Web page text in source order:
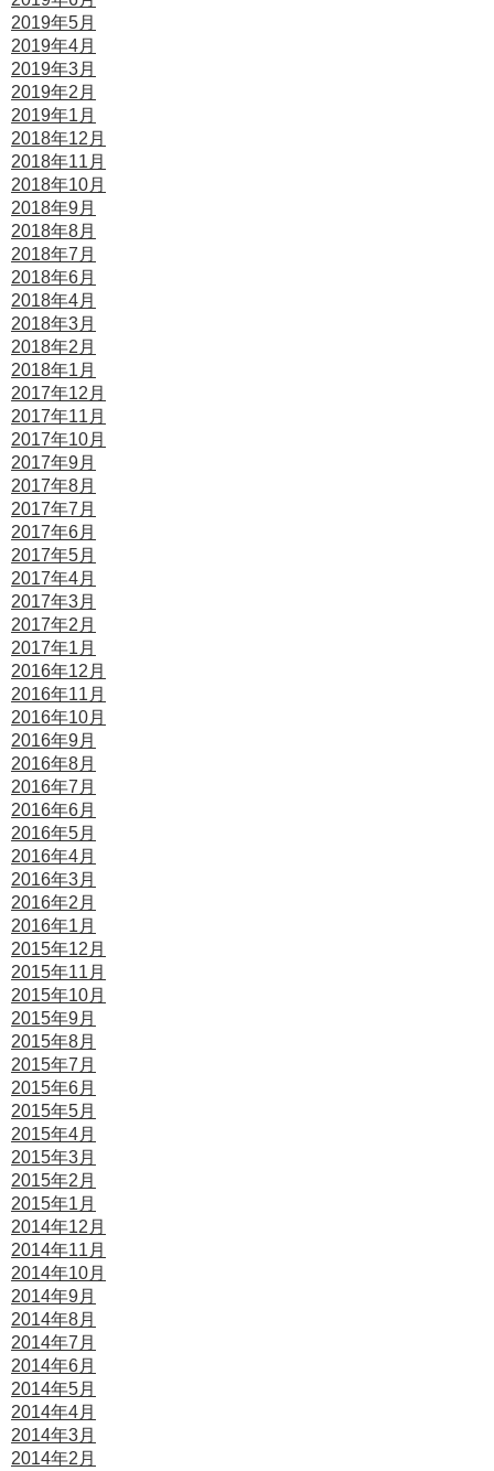
2019年5月
2019年4月
2019年3月
2019年2月
2019年1月
2018年12月
2018年11月
2018年10月
2018年9月
2018年8月
2018年7月
2018年6月
2018年4月
2018年3月
2018年2月
2018年1月
2017年12月
2017年11月
2017年10月
2017年9月
2017年8月
2017年7月
2017年6月
2017年5月
2017年4月
2017年3月
2017年2月
2017年1月
2016年12月
2016年11月
2016年10月
2016年9月
2016年8月
2016年7月
2016年6月
2016年5月
2016年4月
2016年3月
2016年2月
2016年1月
2015年12月
2015年11月
2015年10月
2015年9月
2015年8月
2015年7月
2015年6月
2015年5月
2015年4月
2015年3月
2015年2月
2015年1月
2014年12月
2014年11月
2014年10月
2014年9月
2014年8月
2014年7月
2014年6月
2014年5月
2014年4月
2014年3月
2014年2月